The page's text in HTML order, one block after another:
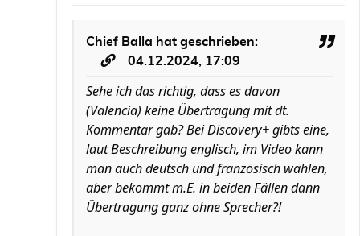
Chief Balla hat geschrieben:
04.12.2024, 17:09
Sehe ich das richtig, dass es davon
(Valencia) keine Übertragung mit dt.
Kommentar gab? Bei Discovery+ gibts eine,
laut Beschreibung englisch, im Video kann
man auch deutsch und französisch wählen,
aber bekommt m.E. in beiden Fällen dann
Übertragung ganz ohne Sprecher?!